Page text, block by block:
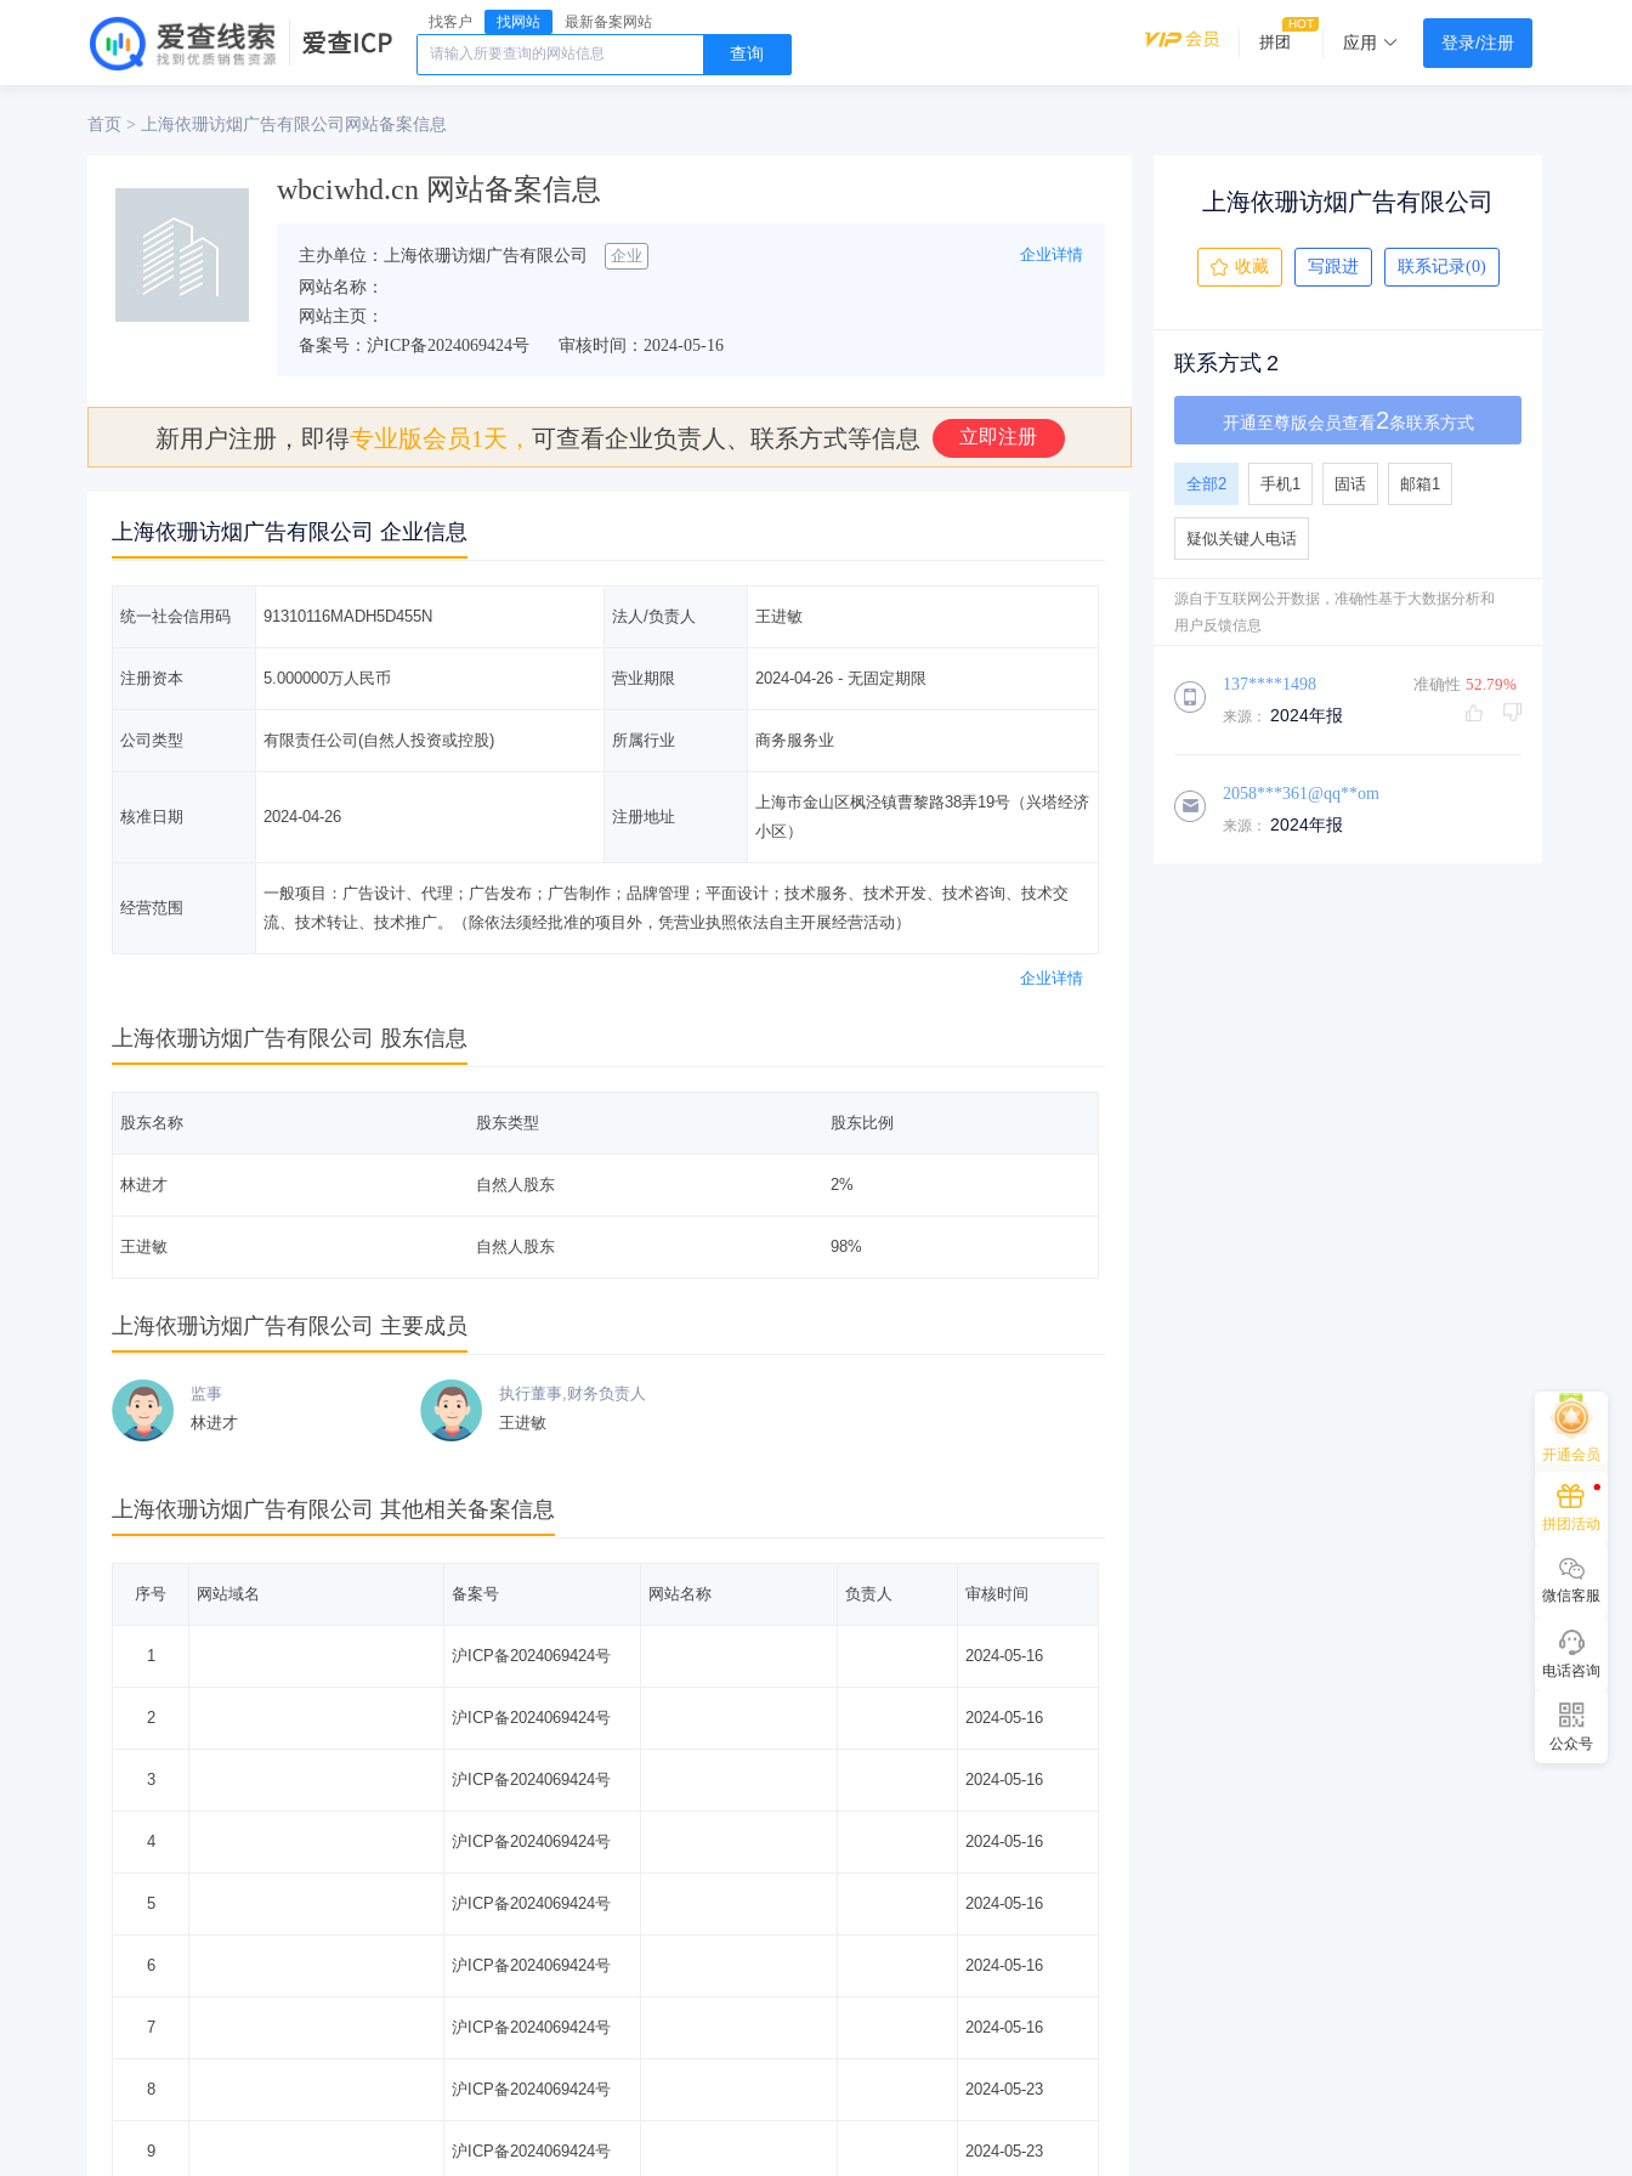
找客户 找网站 最新备案网站
查询
拼团 应用 登录/注册
首页 > 上海依珊访烟广告有限公司 网站备案信息
wbciwhd.cn 网站备案信息
主办单位：上海依珊访烟广告有限公司 企业
企业详情
网站名称：
网站主页：
备案号：沪ICP备2024069424号
审核时间：2024-05-16
新用户注册，即得专业版会员1天， 可查看企业负责人、联系方式等信息 立即注册
上海依珊访烟广告有限公司 企业信息
统一社会信用码 91310116MADH5D455N 法人/负责人 王进敏
注册资本 5.000000万人民币 营业期限 2024-04-26 - 无固定期限
公司类型 有限责任公司(自然人投资或控股) 所属行业 商务服务业
核准日期 2024-04-26 注册地址
上海市金山区枫泾镇曹黎路38弄19号（兴塔经济
小区）
经营范围
一般项目：广告设计、代理；广告发布；广告制作；品牌管理；平面设计；技术服务、技术开发、技术咨询、技术交
流、技术转让、技术推广。（除依法须经批准的项目外，凭营业执照依法自主开展经营活动）
企业详情
上海依珊访烟广告有限公司 股东信息
股东名称 股东类型 股东比例
林进才 自然人股东 2%
王进敏 自然人股东 98%
上海依珊访烟广告有限公司 主要成员
监事
林进才
执行董事,财务负责人
王进敏
上海依珊访烟广告有限公司 其他相关备案信息
序号 网站域名 备案号 网站名称 负责人 审核时间
1 沪ICP备2024069424号 2024-05-16
2 沪ICP备2024069424号 2024-05-16
3 沪ICP备2024069424号 2024-05-16
4 沪ICP备2024069424号 2024-05-16
5 沪ICP备2024069424号 2024-05-16
6 沪ICP备2024069424号 2024-05-16
7 沪ICP备2024069424号 2024-05-16
8 沪ICP备2024069424号 2024-05-23
9 沪ICP备2024069424号 2024-05-23
上海依珊访烟广告有限公司
收藏 写跟进 联系记录(0)
联系方式 2
开通至尊版会员查看2条联系方式
全部2 手机1 固话 邮箱1
疑似关键人电话
源自于互联网公开数据，准确性基于大数据分析和
用户反馈信息
137****1498 准确性 52.79%
来源： 2024年报
2058***361@qq**om
来源： 2024年报
开通会员
拼团活动
微信客服
电话咨询
公众号